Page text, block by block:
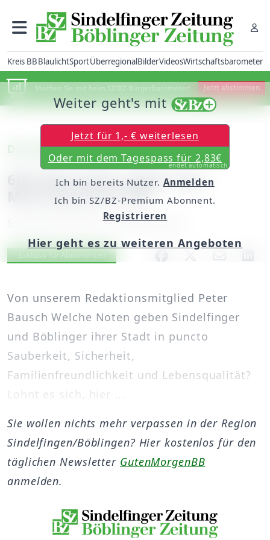
Kreis BBBlaulichtSportÜberregionalBilderVideosWirtschaftsbarometer
Machen Sie mit beim SZ/BZ-Bürgerbarometer! Jetzt abstimmen
Das SZ/BZ-Bürgerbarometer
600 Menschen sagen ihre
Meinung 05-01-08
Samstag, 05. Januar 2008, 00:00 Uhr
Artikel vorlesen
Exklusiv für Abonnenten
Von unserem Redaktionsmitglied Peter
Bausch Welche Noten geben Sindelfinger
und Böblinger ihrer Stadt in puncto
Sauberkeit, Sicherheit,
Familienfreundlichkeit und Lebensqualität?
Lohnt es sich, hier ...
Weiter geht's mit
Jetzt für 1,- € weiterlesen
Oder mit dem Tagespass für 2,83€
endet automatisch
Ich bin bereits Nutzer. Anmelden
Ich bin SZ/BZ-Premium Abonnent.
Registrieren
Hier geht es zu weiteren Angeboten
Sie wollen nichts mehr verpassen in der Region
Sindelfingen/Böblingen? Hier kostenlos für den
täglichen Newsletter GutenMorgenBB
anmelden.